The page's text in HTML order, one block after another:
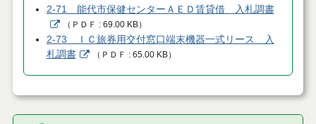
2-71 能代市保健センターＡＥＤ賃貸借 入札調書
（ ＰＤＦ 69.00 KB）
2-73 ＩＣ旅券用交付窓口端末機器一式リース 入
札調書
（ ＰＤＦ 65.00 KB）